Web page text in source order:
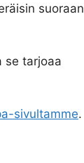
suoraan
se tarjoaa
sivultamme.